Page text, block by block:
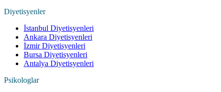
Diyetisyenler
İstanbul Diyetisyenleri
Ankara Diyetisyenleri
İzmir Diyetisyenleri
Bursa Diyetisyenleri
Antalya Diyetisyenleri
Psikologlar